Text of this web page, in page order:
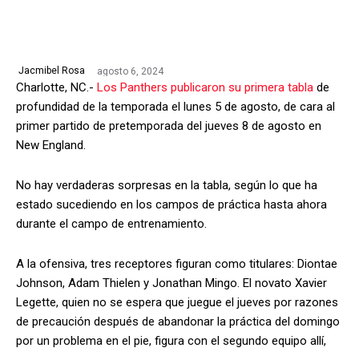
Jacmibel Rosa agosto 6, 2024
Charlotte, NC.- Los Panthers publicaron su primera tabla de
profundidad de la temporada el lunes 5 de agosto, de cara al
primer partido de pretemporada del jueves 8 de agosto en
New England.
No hay verdaderas sorpresas en la tabla, según lo que ha
estado sucediendo en los campos de práctica hasta ahora
durante el campo de entrenamiento.
A la ofensiva, tres receptores figuran como titulares: Diontae
Johnson, Adam Thielen y Jonathan Mingo. El novato Xavier
Legette, quien no se espera que juegue el jueves por razones
de precaución después de abandonar la práctica del domingo
por un problema en el pie, figura con el segundo equipo allí,